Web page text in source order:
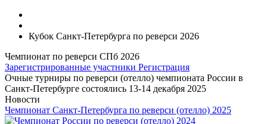
Кубок Санкт-Петербурга по реверси 2026
Чемпионат по реверси CПб 2026
Зарегистрированные участники Регистрация
Очные турниры по реверси (отелло) чемпионата России в
Санкт-Петербурге состоялись 13-14 декабря 2025
Новости
Чемпионат Санкт-Петербурга по реверси (отелло) 2025